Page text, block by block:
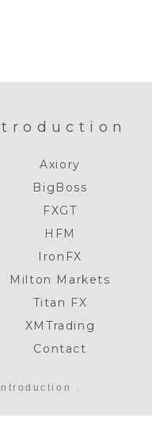
Axiory
BigBoss
FXGT
HFM
IronFX
Milton Markets
Titan FX
XMTrading
Contact
.